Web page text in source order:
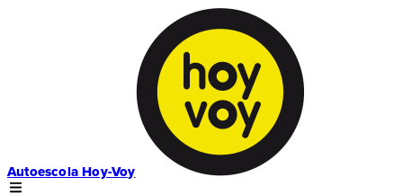
Autoescola Hoy-Voy